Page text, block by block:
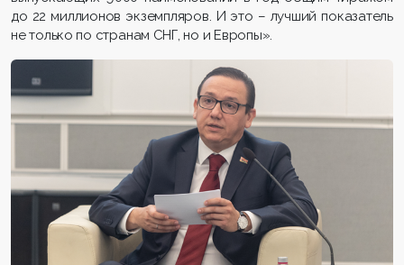
до 22 миллионов экземпляров. И это – лучший показатель
не только по странам СНГ, но и Европы».